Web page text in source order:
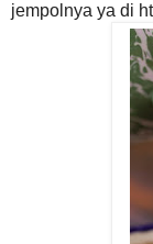
jempolnya ya di